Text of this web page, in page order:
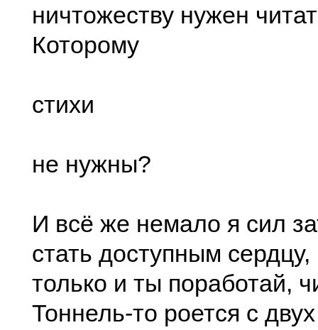
ничтожеству нужен
Которому
стихи
не нужны?
И всё же немало я сил
стать доступным
только и ты поработай,
Тоннель-то роется с